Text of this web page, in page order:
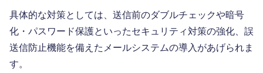
具体的な対策としては、送信前のダブルチェックや暗号
化・パスワード保護といったセキュリティ対策の強化、誤
送信防止機能を備えたメールシステムの導入があげられま
す。